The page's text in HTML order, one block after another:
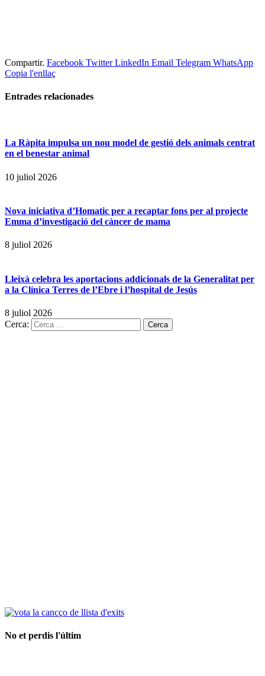
Compartir. Facebook Twitter LinkedIn Email Telegram WhatsApp
Copia l'enllaç
Entrades relacionades
La Ràpita impulsa un nou model de gestió dels animals centrat
en el benestar animal
10 juliol 2026
Nova iniciativa d’Homatic per a recaptar fons per al projecte
Emma d’investigació del càncer de mama
8 juliol 2026
Lleixà celebra les aportacions addicionals de la Generalitat per
a la Clínica Terres de l’Ebre i l’hospital de Jesús
8 juliol 2026
Cerca:
No et perdis l'últim